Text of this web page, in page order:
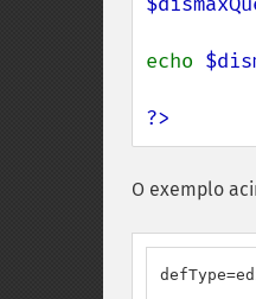
echo
?>
O exemplo